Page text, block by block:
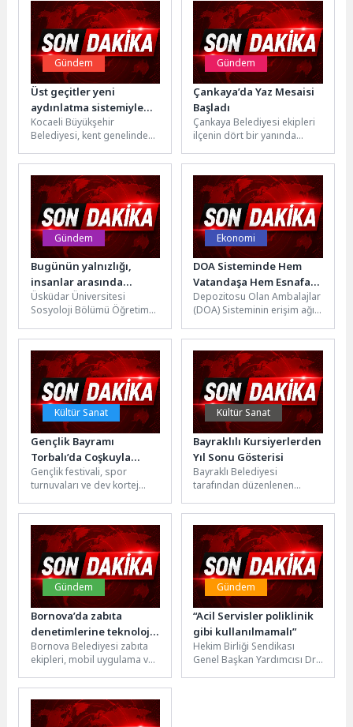
Gündem
Üst geçitler yeni
aydınlatma sistemiyle
daha güvenli
Kocaeli Büyükşehir
Belediyesi, kent genelinde
güvenli ve konforlu kullanımı
için bakım çalışmalarını...
Gündem
Çankaya’da Yaz Mesaisi
Başladı
Çankaya Belediyesi ekipleri
ilçenin dört bir yanında
ilaçlama çalışmalarına hız
verdi.Vatandaşların yaz...
Gündem
Bugünün yalnızlığı,
insanlar arasında
insansız kalma hali!
Üsküdar Üniversitesi
Sosyoloji Bölümü Öğretim
Süleymanlı, “11 Temmuz
Yalnızlar Günü” dolayısıyla...
Ekonomi
DOA Sisteminde Hem
Vatandaşa Hem Esnafa
Kazandıracak Yeni
Kolaylık: Mobil DOA
Depozitosu Olan Ambalajlar
(DOA) Sisteminin erişim ağını
Depozito İade Makinesi
bulunmayan market,...
Kültür Sanat
Gençlik Bayramı
Torbalı’da Coşkuyla
Kutlandı
Gençlik festivali, spor
turnuvaları ve dev kortej
Mayıs coşkusu zirve yaptı.
Meşaleler...
Kültür Sanat
Bayraklılı Kursiyerlerden
Yıl Sonu Gösterisi
Bayraklı Belediyesi
tarafından düzenlenen
dans kurslarına katılan
yüzlerce kursiyer, yıl sonu...
Gündem
Bornova’da zabıta
denetimlerine teknoloji
gücü
Bornova Belediyesi zabıta
ekipleri, mobil uygulama ve
kestikleri cezaları işletmelere
anında tebliğ etmeye...
Gündem
“Acil Servisler poliklinik
gibi kullanılmamalı”
Hekim Birliği Sendikası
Genel Başkan Yardımcısı Dr.